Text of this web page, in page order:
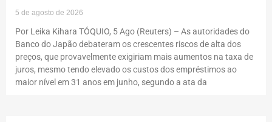
5 de agosto de 2026
Por Leika Kihara TÓQUIO, 5 Ago (Reuters) – As autoridades do
Banco do Japão debateram os crescentes riscos de alta dos
preços, que provavelmente exigiriam mais aumentos na taxa de
juros, mesmo tendo elevado os custos dos empréstimos ao
maior nível em 31 anos em junho, segundo a ata da